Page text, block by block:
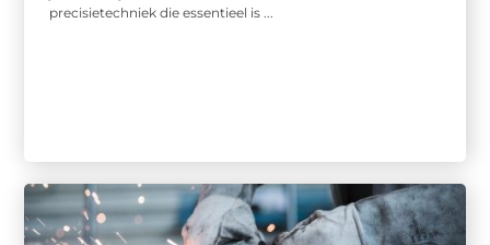
precisietechniek die essentieel is ...